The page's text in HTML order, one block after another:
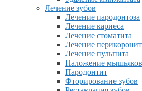
Лечение зубов
Лечение пародонтоза
Лечение кариеса
Лечение стоматита
Лечение
Лечение пульпита
Наложение
Пародонтит
Фторирование зубов